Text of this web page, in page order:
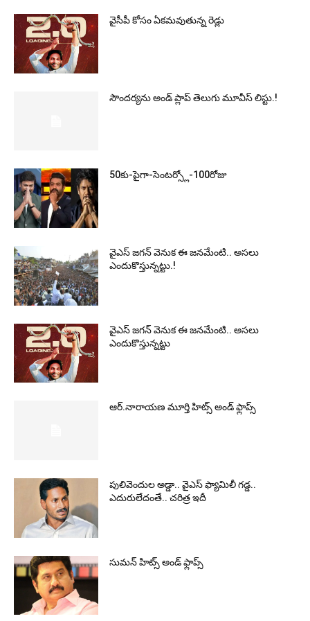
వైసీపీ కోసం ఏక‌మ‌వుతున్న రెడ్లు
సౌందర్యను అండ్‌ ప్లాప్‌ తెలుగు మూవీస్‌ లిస్టు.!
50కు-పైగా-సెంటర్స్లో-100రోజు
వైఎస్‌ జగన్‌ వెనుక ఈ జనమేంటి.. అసలు
ఎందుకొస్తున్నట్టు.!
వైఎస్‌ జగన్‌ వెనుక ఈ జనమేంటి.. అసలు
ఎందుకొస్తున్నట్టు
ఆర్‌.నారాయ‌ణ మూర్తి హిట్స్ అండ్ ఫ్లాప్స్‌
పులివెందుల అడ్డా.. వైఎస్ ఫ్యామిలీ గడ్డ..
ఎదురులేదంతే.. చరిత్ర ఇదీ
సుమ‌న్ హిట్స్ అండ్ ఫ్లాప్స్‌